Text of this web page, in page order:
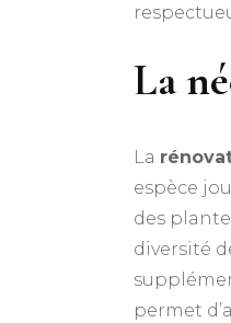
La
La
espèce
des
diversité
permet